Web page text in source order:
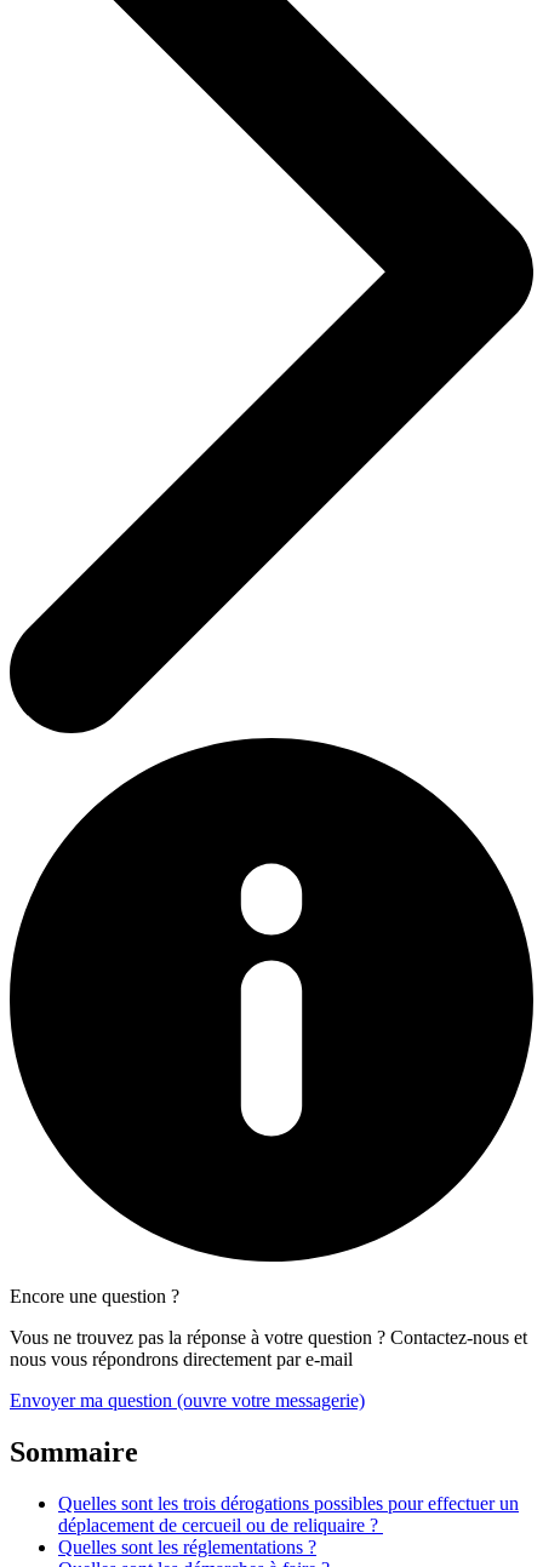
Encore une question ?
Vous ne trouvez pas la réponse à votre question ? Contactez-nous et
nous vous répondrons directement par e-mail
Envoyer ma question (ouvre votre messagerie)
Sommaire
Quelles sont les trois dérogations possibles pour effectuer un
déplacement de cercueil ou de reliquaire ?
Quelles sont les réglementations ?